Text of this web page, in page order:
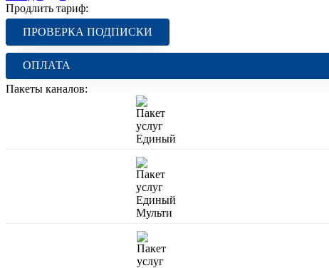
Продлить тариф:
ПРОВЕРКА ПОДПИСКИ
ОПЛАТА
Пакеты каналов: